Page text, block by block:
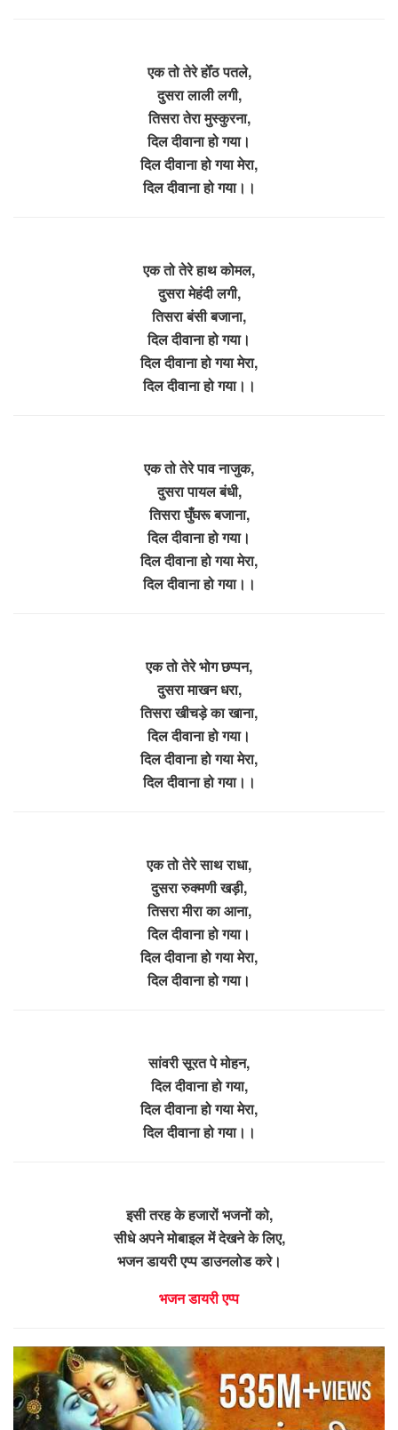
एक तो तेरे होँठ पतले,
दुसरा लाली लगी,
तिसरा तेरा मुस्कुरना,
दिल दीवाना हो गया।
दिल दीवाना हो गया मेरा,
दिल दीवाना हो गया।।
एक तो तेरे हाथ कोमल,
दुसरा मेहंदी लगी,
तिसरा बंसी बजाना,
दिल दीवाना हो गया।
दिल दीवाना हो गया मेरा,
दिल दीवाना हो गया।।
एक तो तेरे पाव नाजुक,
दुसरा पायल बंधी,
तिसरा घुँघरू बजाना,
दिल दीवाना हो गया।
दिल दीवाना हो गया मेरा,
दिल दीवाना हो गया।।
एक तो तेरे भोग छप्पन,
दुसरा माखन धरा,
तिसरा खीचड़े का खाना,
दिल दीवाना हो गया।
दिल दीवाना हो गया मेरा,
दिल दीवाना हो गया।।
एक तो तेरे साथ राधा,
दुसरा रुक्मणी खड़ी,
तिसरा मीरा का आना,
दिल दीवाना हो गया।
दिल दीवाना हो गया मेरा,
दिल दीवाना हो गया।
​सांवरी सूरत पे मोहन,
दिल दीवाना हो गया,
दिल दीवाना हो गया मेरा,
दिल दीवाना हो गया।।
इसी तरह के हजारों भजनों को,
सीधे अपने मोबाइल में देखने के लिए,
भजन डायरी एप्प डाउनलोड करे।
भजन डायरी एप्प